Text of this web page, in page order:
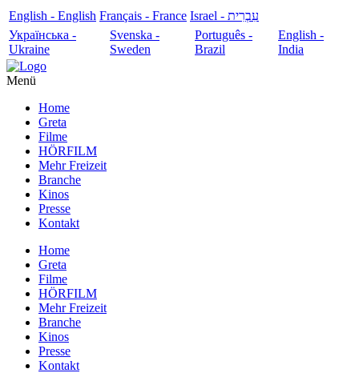
English - English Français - France
עִבְרִית - Israel
Українська -
Ukraine
Svenska -
Sweden
Português -
Brazil
English -
India
Menü
Home
Greta
Filme
HÖRFILM
Mehr Freizeit
Branche
Kinos
Presse
Kontakt
Home
Greta
Filme
HÖRFILM
Mehr Freizeit
Branche
Kinos
Presse
Kontakt